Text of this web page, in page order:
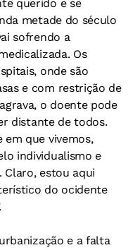
querido e se
metade do século
sofrendo a
Os
onde são
e com restrição de
o doente pode
distante de todos.
em que vivemos,
individualismo e
estou aqui
do ocidente
e a falta